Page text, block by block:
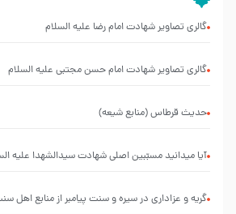
”
و
با
زیبا و
گالری تصاویر شهادت امام رضا علیه السلام
گالری تصاویر شهادت امام حسن مجتبی علیه السلام
حدیث قرطاس (منابع شیعه)
آیا میدانید مسبّبین اصلی شهادت سیدالشهدا علیه
گریه و عزاداری در سیره و سنت پیامبر از منابع اهل